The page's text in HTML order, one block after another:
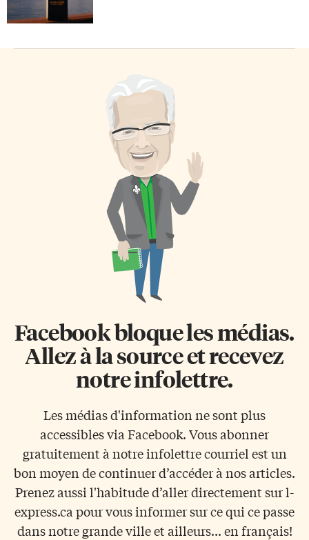
Facebook bloque les médias.
Allez à la source et recevez
notre infolettre.
Les médias d'information ne sont plus
accessibles via Facebook. Vous abonner
gratuitement à notre infolettre courriel est un
bon moyen de continuer d’accéder à nos articles.
Prenez aussi l'habitude d’aller directement sur l-
express.ca pour vous informer sur ce qui ce passe
dans notre grande ville et ailleurs... en français!